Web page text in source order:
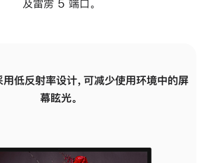
及雷雳 5 端口。
低反射率设计，可减少使用环境中的屏
幕眩光。